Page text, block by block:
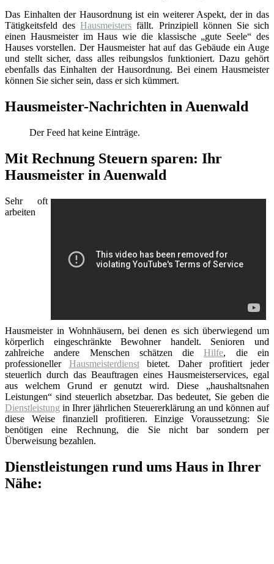
Das Einhalten der Hausordnung ist ein weiterer Aspekt, der in das
Tätigkeitsfeld desHausmeisters fällt. Prinzipiell können Sie sich
einen Hausmeister im Haus wie die klassische „gute Seele“ des
Hauses vorstellen. Der Hausmeister hat auf das Gebäude ein Auge
und stellt sicher, dass alles reibungslos funktioniert. Dazu gehört
ebenfalls das Einhalten der Hausordnung. Bei einem Hausmeister
können Sie sicher sein, dass er sich kümmert.
Hausmeister-Nachrichten in Auenwald
Der Feed hat keine Einträge.
Mit Rechnung Steuern sparen: Ihr
Hausmeister in Auenwald
Sehr oft
arbeiten
Hausmeister in Wohnhäusern, bei denen es sich überwiegend um
körperlich eingeschränkte Bewohner handelt. Senioren und
zahlreiche andere Menschen schätzen dieHilfe, die ein
professioneller Hausmeisterdienstbietet. Daher profitiert jeder
steuerlich durch das Beauftragen eines Hausmeisterservices, egal
aus welchem Grund er genutzt wird. Diese „haushaltsnahen
Leistungen“ sind steuerlich absetzbar. Das bedeutet, Sie geben die
Dienstleistung in Ihrer jährlichen Steuererklärung an und können auf
diese Weise finanziell profitieren. Einzige Voraussetzung: Sie
benötigen eine Rechnung, die Sie nicht bar sondern per
Überweisung bezahlen.
Dienstleistungen rund ums Haus in Ihrer
Nähe: